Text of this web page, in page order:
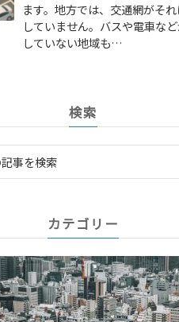
ます。地方では、交通網がそ
していません。バスや電車な
していない地域も…
検索
カテゴリー